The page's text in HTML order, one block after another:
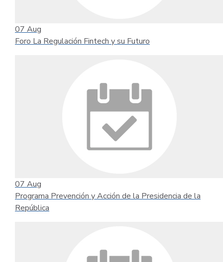
07 Aug
Foro La Regulación Fintech y su Futuro
07 Aug
Programa Prevención y Acción de la Presidencia de la
República